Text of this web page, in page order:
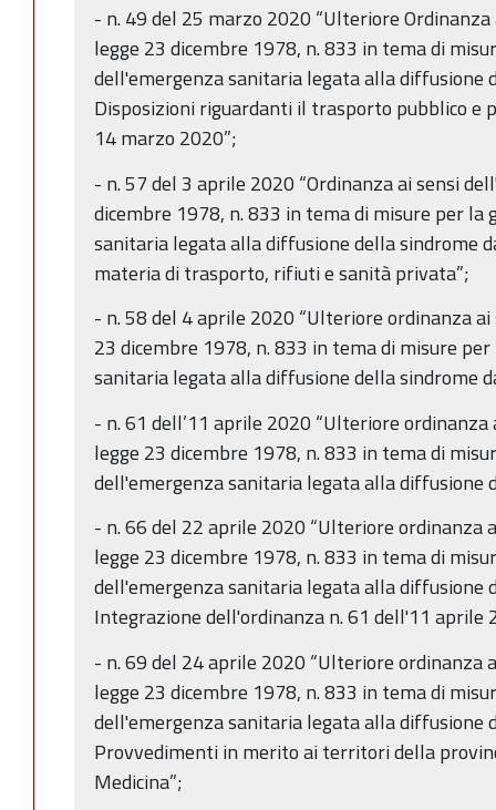
- n. 49 del 25 marzo 2020 “Ulteriore
legge 23 dicembre 1978, n. 833 in tema di
dell'emergenza sanitaria legata alla diffusione
Disposizioni riguardanti il trasporto pubblico e
14 marzo 2020”;
- n. 57 del 3 aprile 2020 “Ordinanza ai sensi
dicembre 1978, n. 833 in tema di misure per la
sanitaria legata alla diffusione della sindrome
materia di trasporto, rifiuti e sanità privata”;
- n. 58 del 4 aprile 2020 “Ulteriore ordinanza
23 dicembre 1978, n. 833 in tema di misure
sanitaria legata alla diffusione della sindrome
- n. 61 dell’11 aprile 2020 “Ulteriore
legge 23 dicembre 1978, n. 833 in tema di
dell'emergenza sanitaria legata alla diffusione
- n. 66 del 22 aprile 2020 “Ulteriore ordinanza
legge 23 dicembre 1978, n. 833 in tema di
dell'emergenza sanitaria legata alla diffusione
Integrazione dell'ordinanza n. 61 dell'11 aprile
- n. 69 del 24 aprile 2020 “Ulteriore ordinanza
legge 23 dicembre 1978, n. 833 in tema di
dell'emergenza sanitaria legata alla diffusione
Provvedimenti in merito ai territori della
Medicina”;